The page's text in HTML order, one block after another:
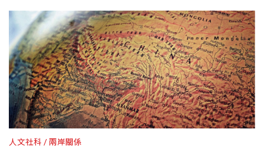
關係。
人文社科 兩岸關係